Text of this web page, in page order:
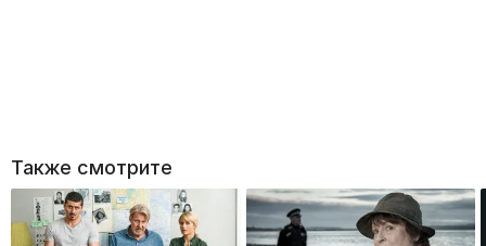
Также смотрите